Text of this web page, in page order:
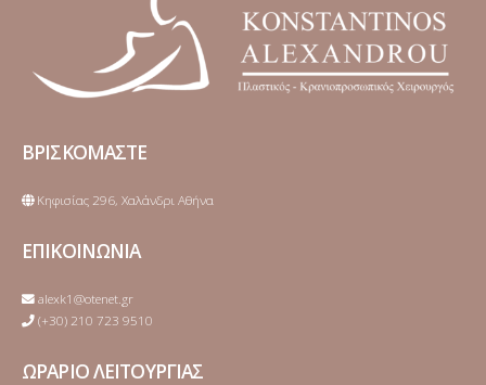
ΒΡΙΣΚΟΜΑΣΤΕ
Κηφισίας 296, Χαλάνδρι Αθήνα
ΕΠΙΚΟΙΝΩΝΙΑ
alexk1@otenet.gr
(+30) 210 723 9510
ΩΡΑΡΙΟ ΛΕΙΤΟΥΡΓΙΑΣ